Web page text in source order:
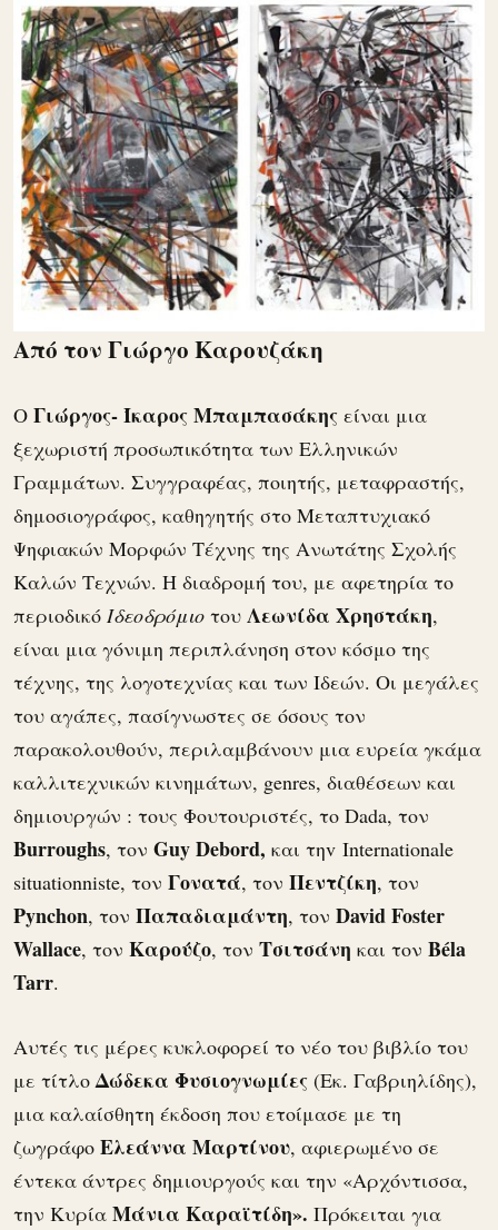
Από τον Γιώργο Καρουζάκη
O Γιώργος- Ίκαρος Μπαμπασάκης είναι μια
ξεχωριστή προσωπικότητα των Ελληνικών
Γραμμάτων. Συγγραφέας, ποιητής, μεταφραστής,
δημοσιογράφος, καθηγητής στο Μεταπτυχιακό
Ψηφιακών Μορφών Τέχνης της Ανωτάτης Σχολής
Καλών Τεχνών. Η διαδρομή του, με αφετηρία το
περιοδικό Ιδεοδρόμιο του Λεωνίδα Χρηστάκη,
είναι μια γόνιμη περιπλάνηση στον κόσμο της
τέχνης, της λογοτεχνίας και των Ιδεών. Οι μεγάλες
του αγάπες, πασίγνωστες σε όσους τον
παρακολουθούν, περιλαμβάνουν μια ευρεία γκάμα
καλλιτεχνικών κινημάτων, genres, διαθέσεων και
δημιουργών : τους Φουτουριστές, το Dada, τον
Burroughs, τον Guy Debord, και τηv Internationale
situationniste, τον Γονατά, τον Πεντζίκη, τον
Pynchon, τον Παπαδιαμάντη, τον David Foster
Wallace, τον Καρούζο, τον Τσιτσάνη και τον Béla
Tarr.
Αυτές τις μέρες κυκλοφορεί το νέο του βιβλίο του
με τίτλο Δώδεκα Φυσιογνωμίες (Εκ. Γαβριηλίδης),
μια καλαίσθητη έκδοση που ετοίμασε με τη
ζωγράφο Ελεάννα Μαρτίνου, αφιερωμένο σε
έντεκα άντρες δημιουργούς και την «Αρχόντισσα,
την Κυρία Μάνια Καραϊτίδη». Πρόκειται για